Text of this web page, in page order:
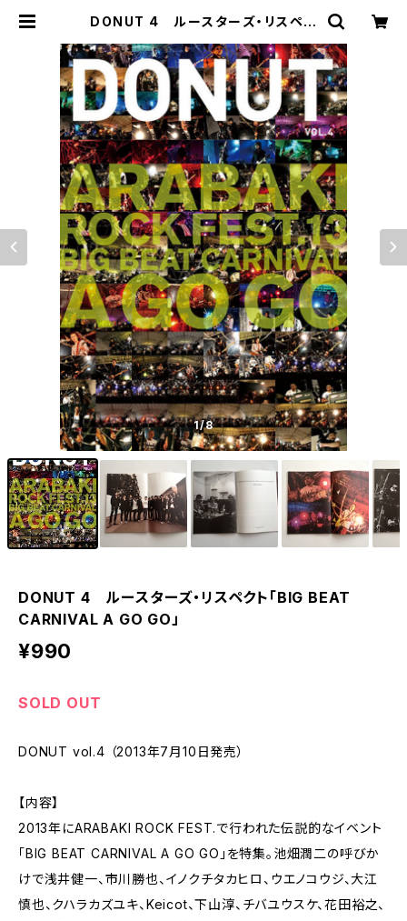
DONUT 4 ルースターズ・リスペク
O」 | STUDIO M.O.G. Shop
1/8
DONUT 4 ルースターズ・リスペクト「BIG BEAT
CARNIVAL A GO GO」
¥990
SOLD OUT
DONUT vol.4 （2013年7月10日発売）
【内容】
2013年にARABAKI ROCK FEST.で行われた伝説的なイベント
「BIG BEAT CARNIVAL A GO GO」を特集。池畑潤二の呼びか
けで浅井健一、市川勝也、イノクチタカヒロ、ウエノコウジ、大江
慎也、クハラカズユキ、Keicot、下山淳、チバユウスケ、花田裕之、